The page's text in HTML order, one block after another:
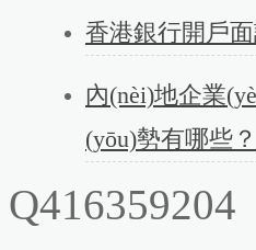
香港銀行開戶
內(nèi)地企業
(yōu)勢有哪些？
Q416359204